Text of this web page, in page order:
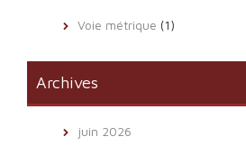
Voie métrique (1)
Archives
juin 2026